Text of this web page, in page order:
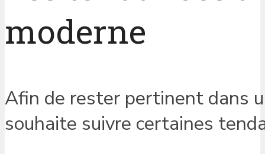
moderne
Afin de rester pertinent dans
souhaite suivre certaines